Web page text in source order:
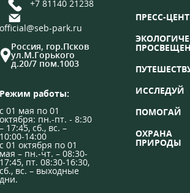
+7 81140 21238
official@seb-park.ru
Россия, гор.Псков
ул.М.Горького
д.20/7 пом.1003
Режим работы:
с 01 мая по 01
октября: пн.-пт. - 8:30
– 17:45, сб., вс. –
10:00-14:00
с 01 октября по 01
мая – пн.-чт. – 08:30-
17:45, пт. 08:30-16:30,
сб., вс. – выходные
дни.
ПРЕСС-
ИССЛЕДУЙ
ПОМОГАЙ
ОХРАНА
ПРИРОДЫ